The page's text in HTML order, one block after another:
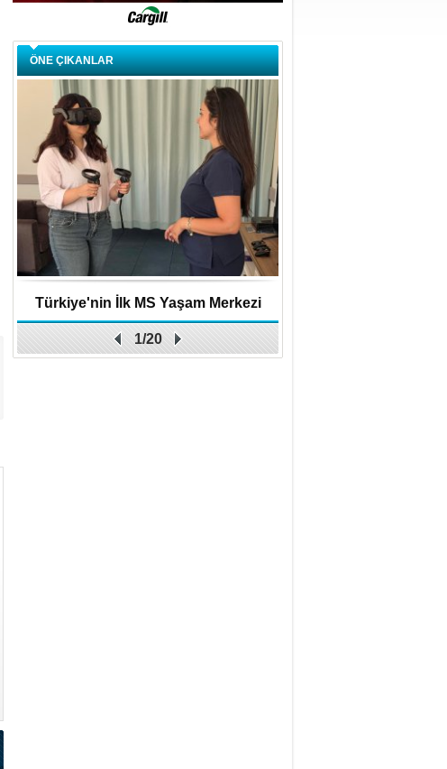
ÖNE ÇIKANLAR
Türkiye'nin İlk MS Yaşam Merkezi
Açıldı
1/20